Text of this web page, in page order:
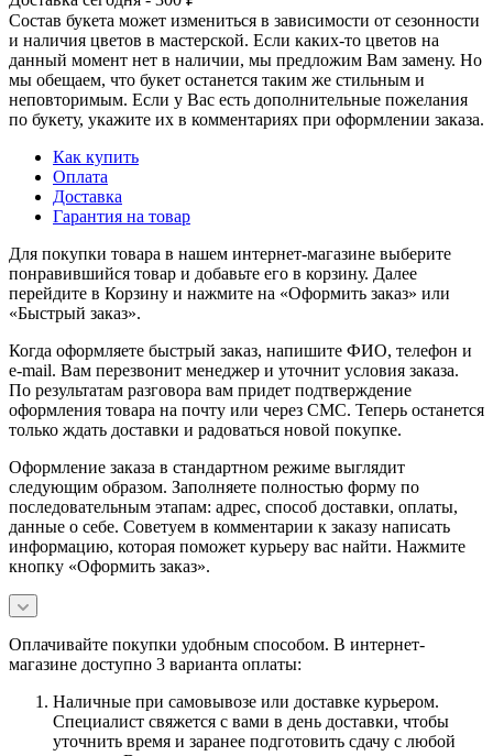
Состав букета может измениться в зависимости от сезонности
и наличия цветов в мастерской. Если каких-то цветов на
данный момент нет в наличии, мы предложим Вам замену. Но
мы обещаем, что букет останется таким же стильным и
неповторимым. Если у Вас есть дополнительные пожелания
по букету, укажите их в комментариях при оформлении заказа.
Как купить
Оплата
Доставка
Гарантия на товар
Для покупки товара в нашем интернет-магазине выберите
понравившийся товар и добавьте его в корзину. Далее
перейдите в Корзину и нажмите на «Оформить заказ» или
«Быстрый заказ».
Когда оформляете быстрый заказ, напишите ФИО, телефон и
e-mail. Вам перезвонит менеджер и уточнит условия заказа.
По результатам разговора вам придет подтверждение
оформления товара на почту или через СМС. Теперь останется
только ждать доставки и радоваться новой покупке.
Оформление заказа в стандартном режиме выглядит
следующим образом. Заполняете полностью форму по
последовательным этапам: адрес, способ доставки, оплаты,
данные о себе. Советуем в комментарии к заказу написать
информацию, которая поможет курьеру вас найти. Нажмите
кнопку «Оформить заказ».
Оплачивайте покупки удобным способом. В интернет-
магазине доступно 3 варианта оплаты:
Наличные при самовывозе или доставке курьером.
Специалист свяжется с вами в день доставки, чтобы
уточнить время и заранее подготовить сдачу с любой